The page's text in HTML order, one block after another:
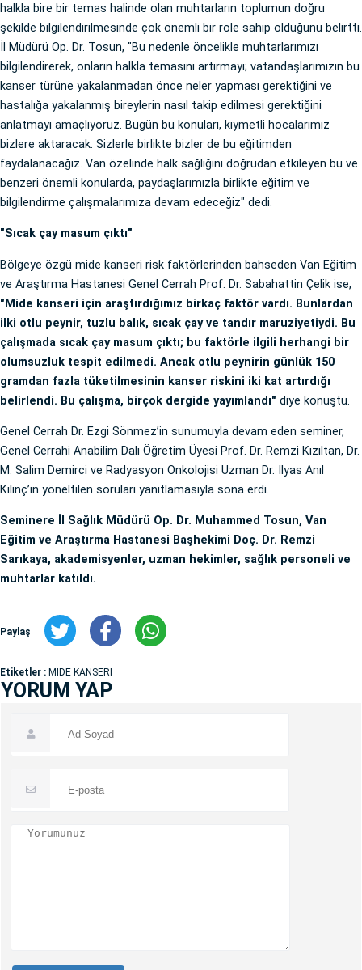
halkla bire bir temas halinde olan muhtarların toplumun doğru
şekilde bilgilendirilmesinde çok önemli bir role sahip olduğunu belirtti.
İl Müdürü Op. Dr. Tosun, "Bu nedenle öncelikle muhtarlarımızı
bilgilendirerek, onların halkla temasını artırmayı; vatandaşlarımızın bu
kanser türüne yakalanmadan önce neler yapması gerektiğini ve
hastalığa yakalanmış bireylerin nasıl takip edilmesi gerektiğini
anlatmayı amaçlıyoruz. Bugün bu konuları, kıymetli hocalarımız
bizlere aktaracak. Sizlerle birlikte bizler de bu eğitimden
faydalanacağız. Van özelinde halk sağlığını doğrudan etkileyen bu ve
benzeri önemli konularda, paydaşlarımızla birlikte eğitim ve
bilgilendirme çalışmalarımıza devam edeceğiz" dedi.
"Sıcak çay masum çıktı"
Bölgeye özgü mide kanseri risk faktörlerinden bahseden Van Eğitim
ve Araştırma Hastanesi Genel Cerrah Prof. Dr. Sabahattin Çelik ise,
"Mide kanseri için araştırdığımız birkaç faktör vardı. Bunlardan
ilki otlu peynir, tuzlu balık, sıcak çay ve tandır maruziyetiydi. Bu
çalışmada sıcak çay masum çıktı; bu faktörle ilgili herhangi bir
olumsuzluk tespit edilmedi. Ancak otlu peynirin günlük 150
gramdan fazla tüketilmesinin kanser riskini iki kat artırdığı
belirlendi. Bu çalışma, birçok dergide yayımlandı" diye konuştu.
Genel Cerrah Dr. Ezgi Sönmez’in sunumuyla devam eden seminer,
Genel Cerrahi Anabilim Dalı Öğretim Üyesi Prof. Dr. Remzi Kızıltan, Dr.
M. Salim Demirci ve Radyasyon Onkolojisi Uzman Dr. İlyas Anıl
Kılınç’ın yöneltilen soruları yanıtlamasıyla sona erdi.
Seminere İl Sağlık Müdürü Op. Dr. Muhammed Tosun, Van
Eğitim ve Araştırma Hastanesi Başhekimi Doç. Dr. Remzi
Sarıkaya, akademisyenler, uzman hekimler, sağlık personeli ve
muhtarlar katıldı.
Paylaş
Etiketler : MİDE KANSERİ
YORUM YAP